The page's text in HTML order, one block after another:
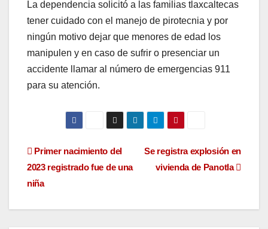
La dependencia solicitó a las familias tlaxcaltecas
tener cuidado con el manejo de pirotecnia y por
ningún motivo dejar que menores de edad los
manipulen y en caso de sufrir o presenciar un
accidente llamar al número de emergencias 911
para su atención.
Navegación
de
entradas
Se registra explosión en
vivienda de Panotla
Primer nacimiento del
2023 registrado fue de una
niña